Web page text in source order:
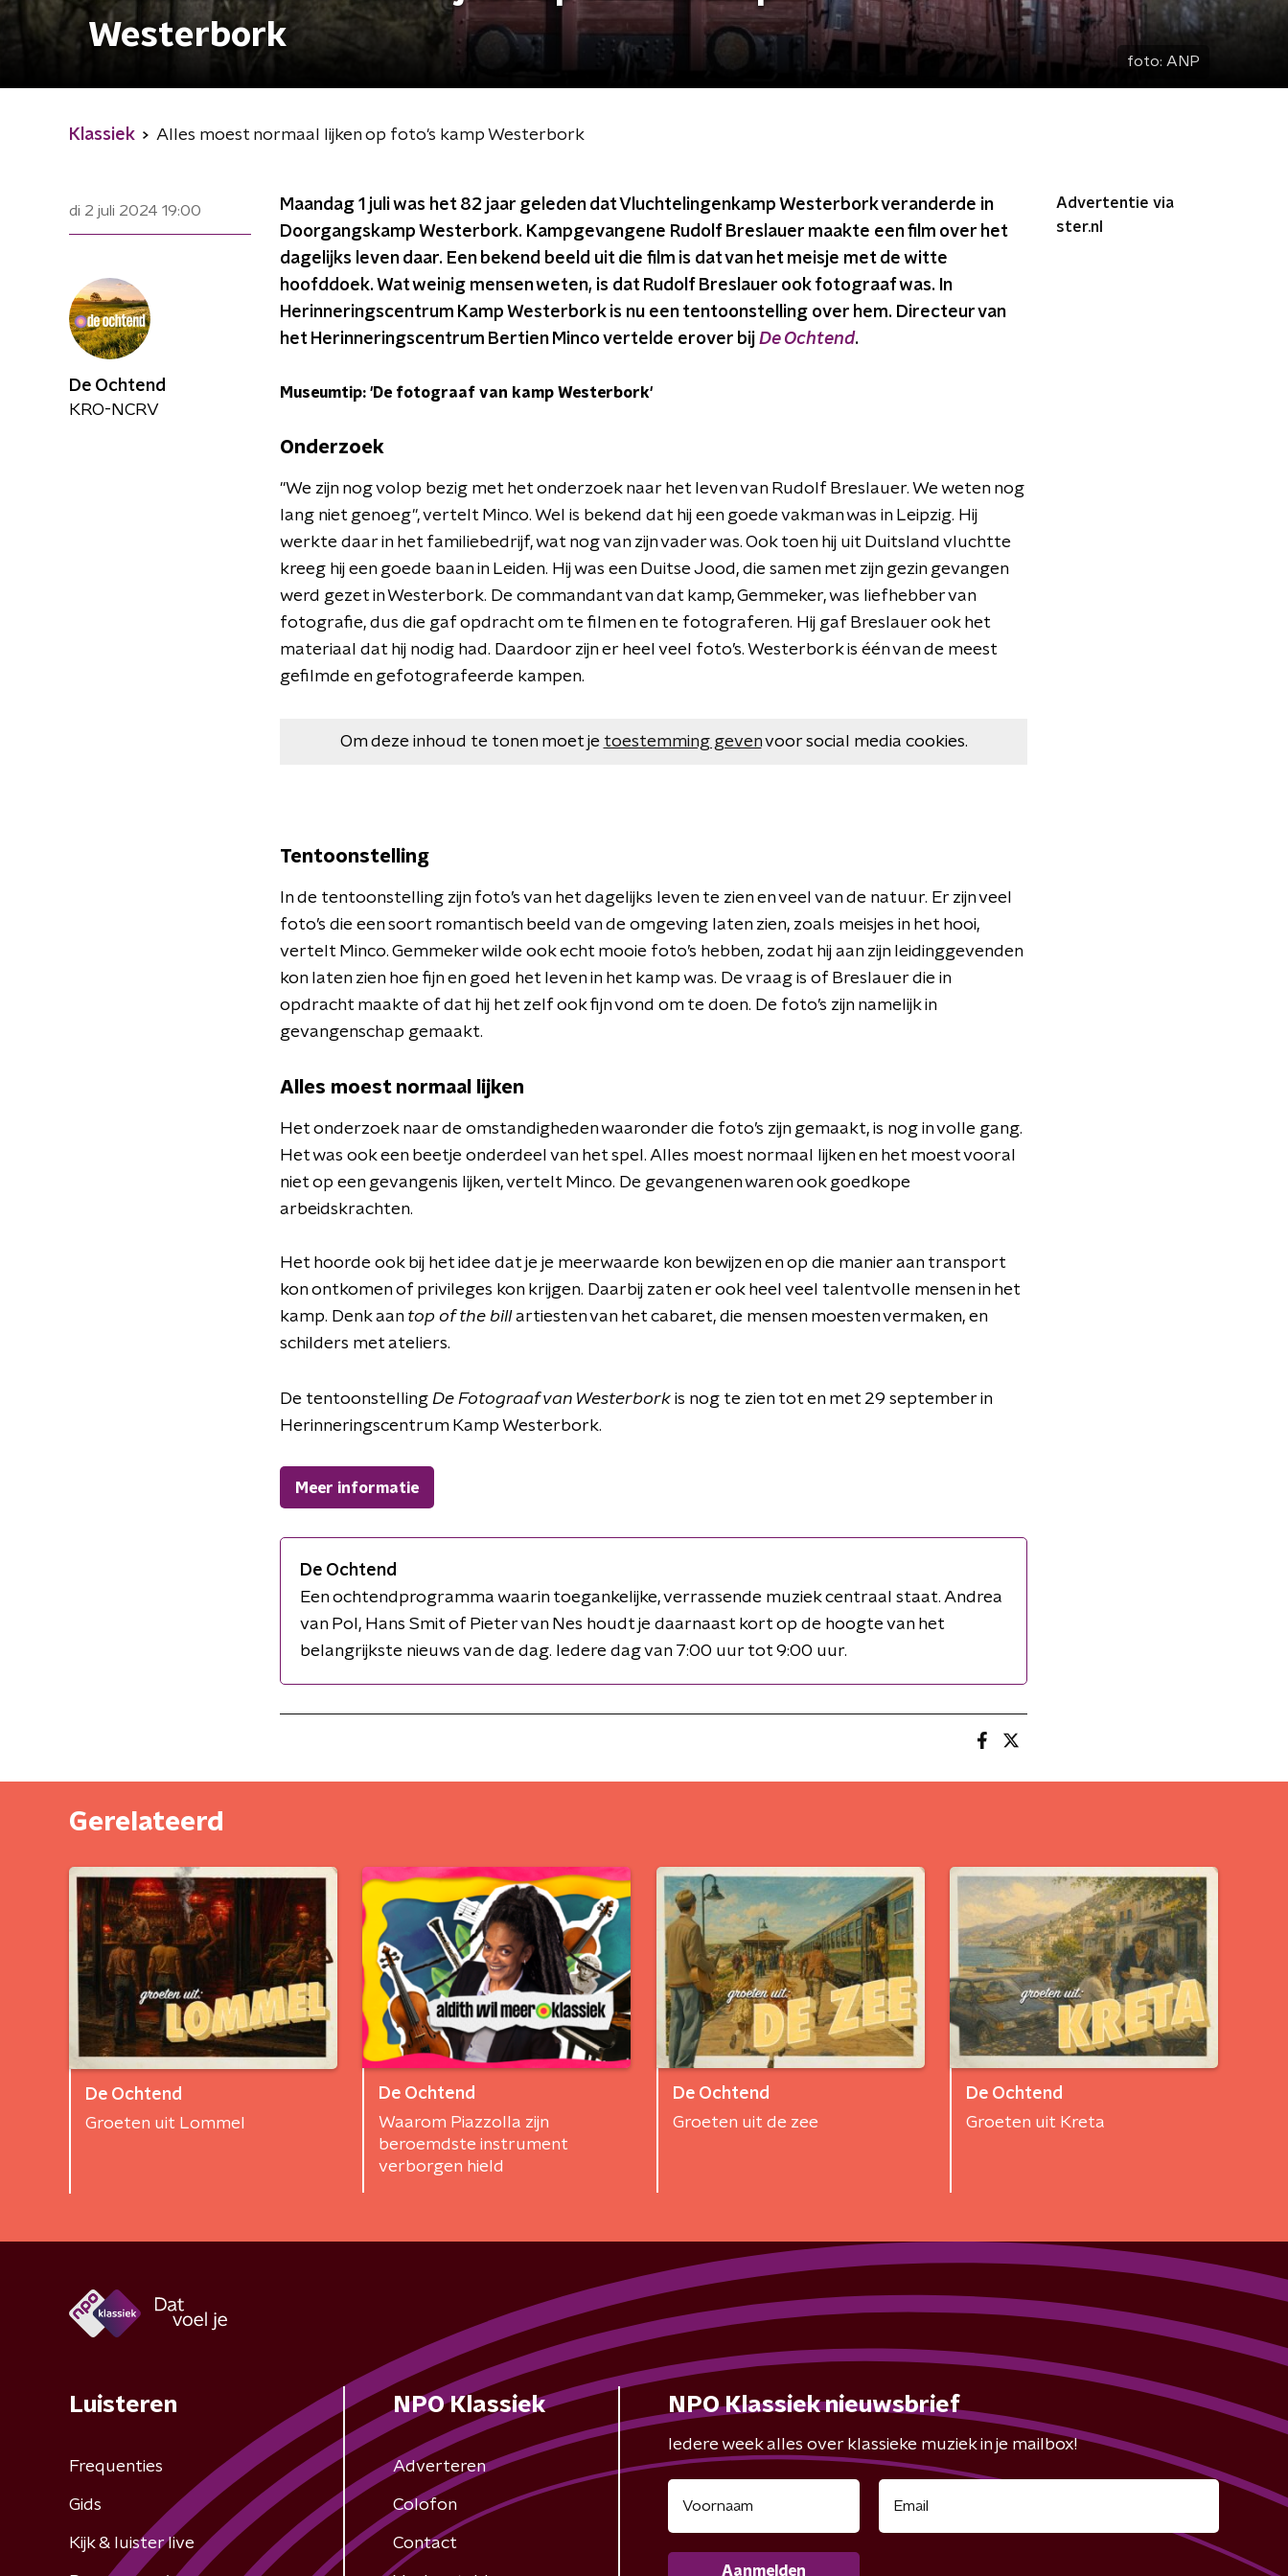
Westerbork
foto: ANP
Klassiek Alles moest normaal lijken op foto's kamp Westerbork
di 2 juli 2024 19:00
Maandag 1 juli was het 82 jaar geleden dat Vluchtelingenkamp Westerbork veranderde in
Doorgangskamp Westerbork. Kampgevangene Rudolf Breslauer maakte een film over het
dagelijks leven daar. Een bekend beeld uit die film is dat van het meisje met de witte
hoofddoek. Wat weinig mensen weten, is dat Rudolf Breslauer ook fotograaf was. In
Herinneringscentrum Kamp Westerbork is nu een tentoonstelling over hem. Directeur van
het Herinneringscentrum Bertien Minco vertelde erover bij De Ochtend.
Museumtip: 'De fotograaf van kamp Westerbork'
Onderzoek
"We zijn nog volop bezig met het onderzoek naar het leven van Rudolf Breslauer. We weten nog
lang niet genoeg", vertelt Minco. Wel is bekend dat hij een goede vakman was in Leipzig. Hij
werkte daar in het familiebedrijf, wat nog van zijn vader was. Ook toen hij uit Duitsland vluchtte
kreeg hij een goede baan in Leiden. Hij was een Duitse Jood, die samen met zijn gezin gevangen
werd gezet in Westerbork. De commandant van dat kamp, Gemmeker, was liefhebber van
fotografie, dus die gaf opdracht om te filmen en te fotograferen. Hij gaf Breslauer ook het
materiaal dat hij nodig had. Daardoor zijn er heel veel foto’s. Westerbork is één van de meest
gefilmde en gefotografeerde kampen.
Om deze inhoud te tonen moet je toestemming gevenvoor social media cookies.
Tentoonstelling
In de tentoonstelling zijn foto’s van het dagelijks leven te zien en veel van de natuur. Er zijn veel
foto’s die een soort romantisch beeld van de omgeving laten zien, zoals meisjes in het hooi,
vertelt Minco. Gemmeker wilde ook echt mooie foto’s hebben, zodat hij aan zijn leidinggevenden
kon laten zien hoe fijn en goed het leven in het kamp was. De vraag is of Breslauer die in
opdracht maakte of dat hij het zelf ook fijn vond om te doen. De foto’s zijn namelijk in
gevangenschap gemaakt.
Alles moest normaal lijken
Het onderzoek naar de omstandigheden waaronder die foto’s zijn gemaakt, is nog in volle gang.
Het was ook een beetje onderdeel van het spel. Alles moest normaal lijken en het moest vooral
niet op een gevangenis lijken, vertelt Minco. De gevangenen waren ook goedkope
arbeidskrachten.
Het hoorde ook bij het idee dat je je meerwaarde kon bewijzen en op die manier aan transport
kon ontkomen of privileges kon krijgen. Daarbij zaten er ook heel veel talentvolle mensen in het
kamp. Denk aan top of the billartiesten van het cabaret, die mensen moesten vermaken, en
schilders met ateliers.
De tentoonstelling De Fotograaf van Westerbork is nog te zien tot en met 29 september in
Herinneringscentrum Kamp Westerbork.
Meer informatie
De Ochtend
Een ochtendprogramma waarin toegankelijke, verrassende muziek centraal staat. Andrea
van Pol, Hans Smit of Pieter van Nes houdt je daarnaast kort op de hoogte van het
belangrijkste nieuws van de dag. Iedere dag van 7:00 uur tot 9:00 uur.
Advertentie via
ster.nl
De Ochtend
KRO-NCRV
Gerelateerd
De Ochtend
Groeten uit Lommel
De Ochtend
Waarom Piazzolla zijn
beroemdste instrument
verborgen hield
De Ochtend
Groeten uit de zee
De Ochtend
Groeten uit Kreta
Luisteren
Frequenties
Gids
Kijk & luister live
NPO Klassiek
Adverteren
Colofon
Contact
NPO Klassiek nieuwsbrief
Iedere week alles over klassieke muziek in je mailbox!
Aanmelden